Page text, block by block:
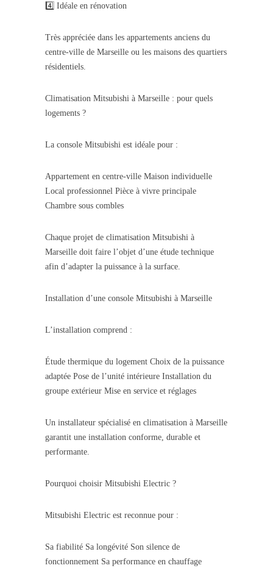
4️⃣ Idéale en rénovation
Très appréciée dans les appartements anciens du
centre-ville de Marseille ou les maisons des quartiers
résidentiels.
Climatisation Mitsubishi à Marseille : pour quels
logements ?
La console Mitsubishi est idéale pour :
Appartement en centre-ville Maison individuelle
Local professionnel Pièce à vivre principale
Chambre sous combles
Chaque projet de climatisation Mitsubishi à
Marseille doit faire l’objet d’une étude technique
afin d’adapter la puissance à la surface.
Installation d’une console Mitsubishi à Marseille
L’installation comprend :
Étude thermique du logement Choix de la puissance
adaptée Pose de l’unité intérieure Installation du
groupe extérieur Mise en service et réglages
Un installateur spécialisé en climatisation à Marseille
garantit une installation conforme, durable et
performante.
Pourquoi choisir Mitsubishi Electric ?
Mitsubishi Electric est reconnue pour :
Sa fiabilité Sa longévité Son silence de
fonctionnement Sa performance en chauffage